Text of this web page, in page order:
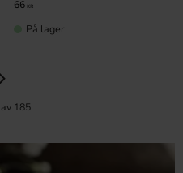
66 KR
På lager
185